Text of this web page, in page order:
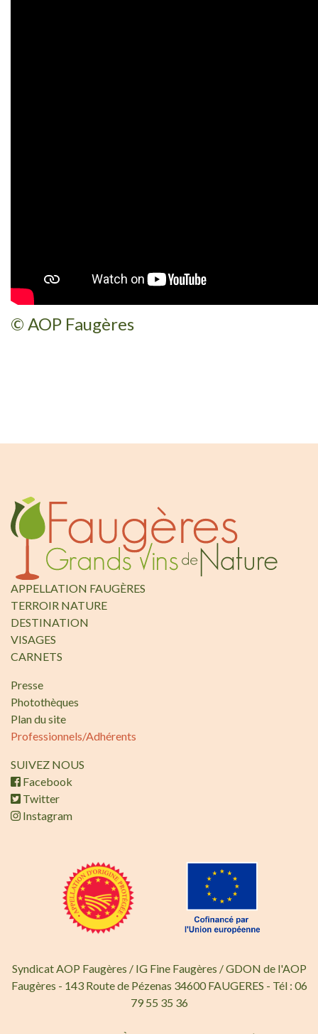
© AOP Faugères
APPELLATION FAUGÈRES
TERROIR NATURE
DESTINATION
VISAGES
CARNETS
Presse
Photothèques
Plan du site
Professionnels/Adhérents
SUIVEZ NOUS
Facebook
Twitter
Instagram
Syndicat AOP Faugères / IG Fine Faugères / GDON de l'AOP
Faugères - 143 Route de Pézenas 34600 FAUGERES - Tél : 06
79 55 35 36